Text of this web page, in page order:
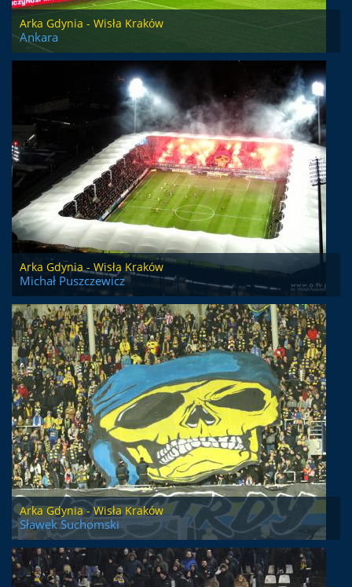
Arka Gdynia - Wisła Kraków
Ankara
Arka Gdynia - Wisła Kraków
Michał Puszczewicz
Arka Gdynia - Wisła Kraków
Sławek Suchomski